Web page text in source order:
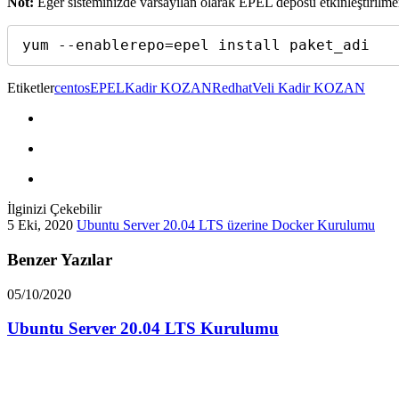
yum --enablerepo=epel install paket_adi
EtiketlercentosEPELKadir KOZANRedhatVeli Kadir KOZAN
İlginizi Çekebilir
5 Eki, 2020 Ubuntu Server 20.04 LTS üzerine Docker Kurulumu
Benzer Yazılar
05/10/2020
Ubuntu Server 20.04 LTS Kurulumu